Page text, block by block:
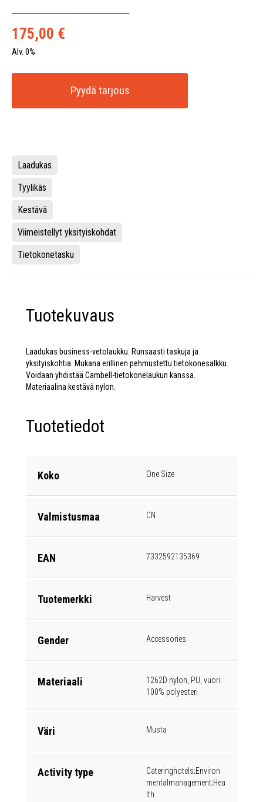
175,00 €
Alv. 0%
Pyydä tarjous
Laadukas
Tyylikäs
Kestävä
Viimeistellyt yksityiskohdat
Tietokonetasku
Tuotekuvaus
Laadukas business-vetolaukku. Runsaasti taskuja ja
yksityiskohtia. Mukana erillinen pehmustettu tietokonesalkku.
Voidaan yhdistää Cambell-tietokonelaukun kanssa.
Materiaalina kestävä nylon.
Tuotetiedot
Koko One Size
Valmistusmaa CN
EAN 7332592135369
Tuotemerkki Harvest
Gender Accessories
Materiaali
1262D nylon, PU, vuori:
100% polyesteri
Väri Musta
Activity type
Cateringhotels;Environ
mentalmanagement;Hea
lth